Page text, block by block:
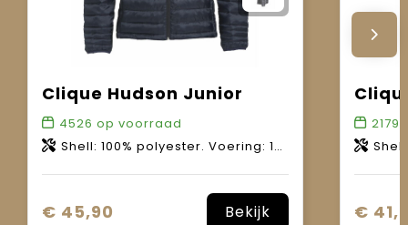
Clique Hudson Junior
4526 op voorraad
Shell: 100% polyester. Voering: 100% polyester. Wattering: 100% polyester.
€ 45,90 Bekijk
2179
Shell 1: 100%
€